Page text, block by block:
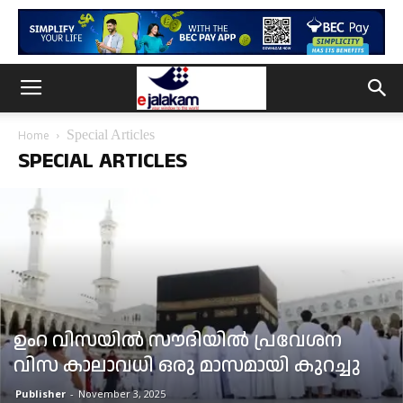
Home Special Articles
SPECIAL ARTICLES
ഉംറ വിസയിൽ സൗദിയിൽ പ്രവേശന
വിസ കാലാവധി ഒരു മാസമായി കുറച്ചു
Publisher - November 3, 2025